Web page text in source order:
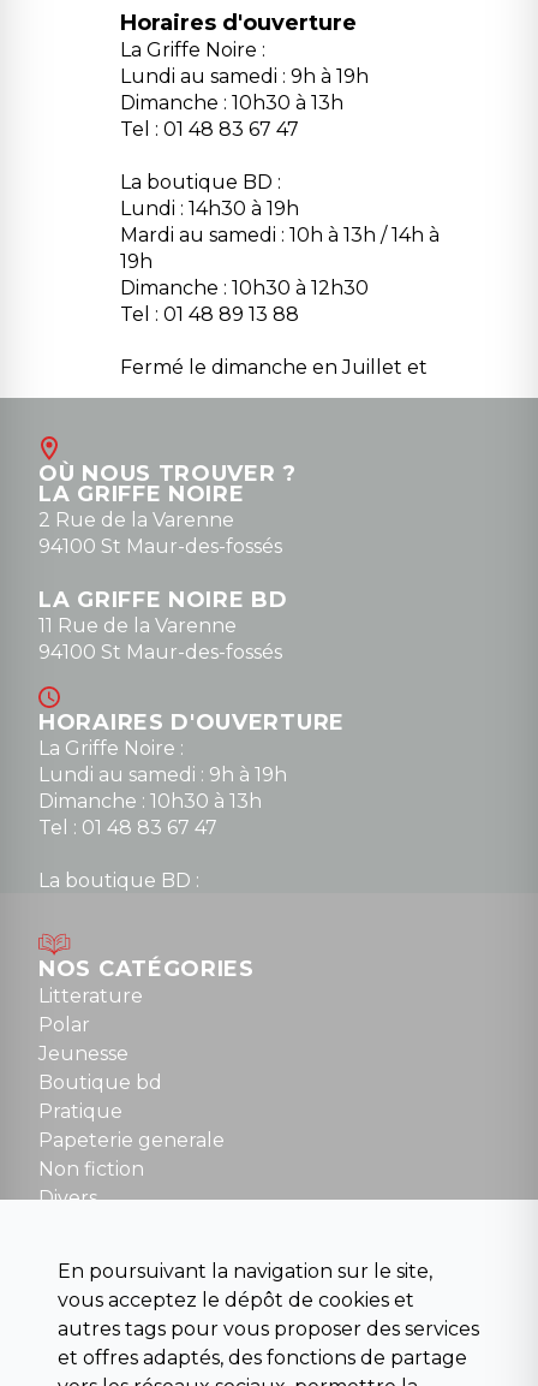
Horaires d'ouverture
La Griffe Noire :
Lundi au samedi : 9h à 19h
Dimanche : 10h30 à 13h
Tel : 01 48 83 67 47
La boutique BD :
Lundi : 14h30 à 19h
Mardi au samedi : 10h à 13h / 14h à
19h
Dimanche : 10h30 à 12h30
Tel : 01 48 89 13 88
Fermé le dimanche en Juillet et
Août
contact@la-griffe-noire.com
0148836747
OÙ NOUS TROUVER ?
LA GRIFFE NOIRE
2 Rue de la Varenne
94100 St Maur-des-fossés
LA GRIFFE NOIRE BD
11 Rue de la Varenne
94100 St Maur-des-fossés
HORAIRES D'OUVERTURE
La Griffe Noire :
Lundi au samedi : 9h à 19h
Dimanche : 10h30 à 13h
Tel : 01 48 83 67 47
La boutique BD :
Mardi au samedi : 10h à 13h / 14h à 19h
Dimanche : 10h30 à 12h30
Tel : 01 48 89 13 88
Fermé le dimanche en Juillet et Août
NOUS CONTACTER
contact@la-griffe-noire.com
NOS CATÉGORIES
Litterature
Polar
Jeunesse
Boutique bd
Pratique
Papeterie generale
Non fiction
Divers
Para scolaire
Histoire
Pochoteque
Pleiade
En poursuivant la navigation sur le site,
vous acceptez le dépôt de cookies et
autres tags pour vous proposer des services
et offres adaptés, des fonctions de partage